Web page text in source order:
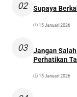
02 Supaya
15 Januari 2026
03
Jangan
Perhatikan
15 Januari 2026